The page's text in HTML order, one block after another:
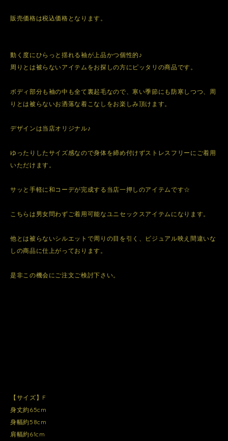
販売価格は税込価格となります。
動く度にひらっと揺れる袖が上品かつ個性的♪
周りとは被らないアイテムをお探しの方にピッタリの商品です。
ボディ部分も袖の中も全て裏起毛なので、寒い季節にも防寒しつつ、周
りとは被らないお洒落な着こなしをお楽しみ頂けます。
デザインは当店オリジナル♪
ゆったりしたサイズ感なので身体を締め付けずストレスフリーにご着用
いただけます。
サッと手軽に和コーデが完成する当店一押しのアイテムです☆
こちらは男女問わずご着用可能なユニセックスアイテムになります。
他とは被らないシルエットで周りの目を引く、ビジュアル映え間違いな
しの商品に仕上がっております。
是非この機会にご注文ご検討下さい。
【サイズ】F
身丈約65cm
身幅約58cm
肩幅約61cm